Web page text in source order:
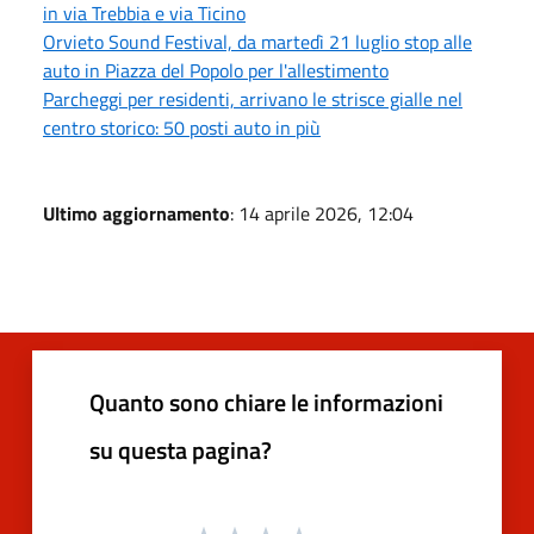
in via Trebbia e via Ticino
Orvieto Sound Festival, da martedì 21 luglio stop alle
auto in Piazza del Popolo per l'allestimento
Parcheggi per residenti, arrivano le strisce gialle nel
centro storico: 50 posti auto in più
Ultimo aggiornamento: 14 aprile 2026, 12:04
Quanto sono chiare le informazioni
su questa pagina?